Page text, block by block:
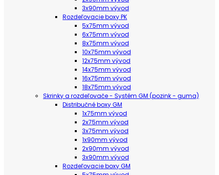
3x90mm vývod
Rozdeľovacie boxy PK
5x75mm vývod
6x75mm vývod
8x75mm vývod
10x75mm vývod
12x75mm vývod
14x75mm vývod
16x75mm vývod
18x75mm vývod
Skrinky a rozdeľovače - Systém GM (pozink - guma)
Distribučné boxy GM
1x75mm vývod
2x75mm vývod
3x75mm vývod
1x90mm vývod
2x90mm vývod
3x90mm vývod
Rozdeľovacie boxy GM